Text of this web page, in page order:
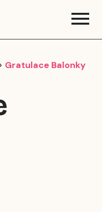
Gratulace Balonky